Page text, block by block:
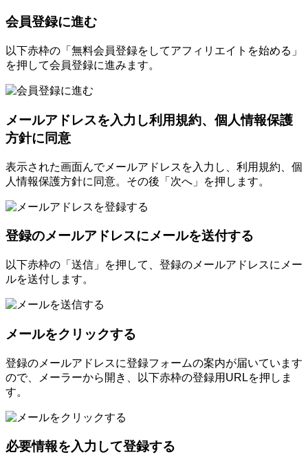
会員登録に進む
以下赤枠の「無料会員登録をしてアフィリエイトを始める」
を押して会員登録に進みます。
メールアドレスを入力し利用規約、個人情報保護
方針に同意
表示された画面んでメールアドレスを入力し、利用規約、個
人情報保護方針に同意。その後「次へ」を押します。
登録のメールアドレスにメールを送付する
以下赤枠の「送信」を押して、登録のメールアドレスにメー
ルを送付します。
メールをクリックする
登録のメールアドレスに登録フォームの案内が届いています
ので、メーラーから開き、以下赤枠の登録用URLを押しま
す。
必要情報を入力して登録する